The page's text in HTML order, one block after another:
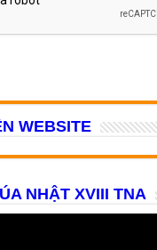
WEBSITE
NHẬT XVIII TNA